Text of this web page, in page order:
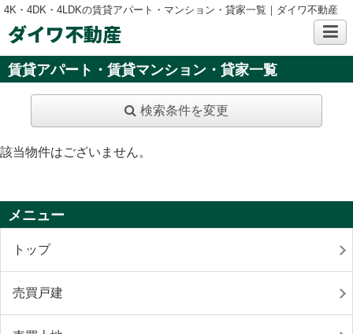
4K・4DK・4LDKの賃貸アパート・マンション・貸家一覧｜ダイワ不動産
ダイワ不動産
賃貸アパート・賃貸マンション・貸家一覧
検索条件を変更
該当物件はございません。
メニュー
トップ
売買戸建